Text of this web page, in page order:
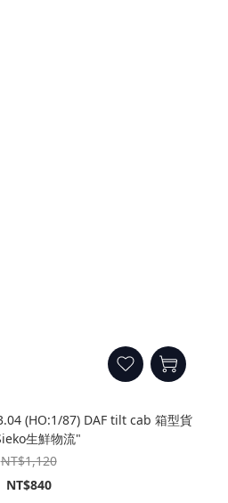
(HO:1/87) DAF tilt cab 箱型貨
生鮮物流"
NT$1,120
NT$840